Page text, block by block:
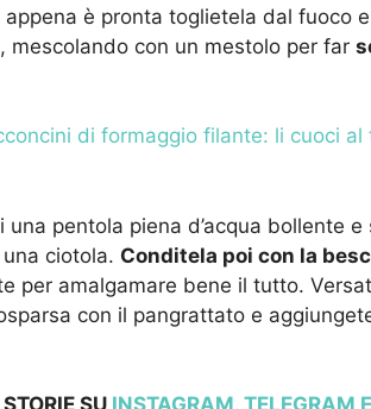
è pronta toglietela dal fuoco
mescolando con un mestolo per far
di formaggio filante: li cuoci
pentola piena d’acqua bollente
ciotola. Conditela poi con la
per amalgamare bene il tutto.
con il pangrattato e